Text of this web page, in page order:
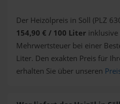
Der Heizölpreis in Söll (PLZ
154,90 € / 100 Liter
Mehrwertsteuer bei einer
Liter. Den exakten Preis für
erhalten Sie über unseren